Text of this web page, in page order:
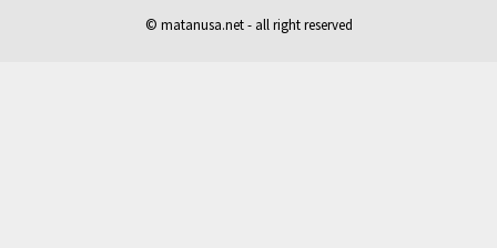
© matanusa.net - all right reserved